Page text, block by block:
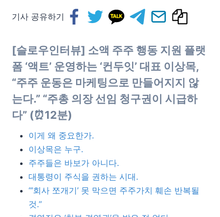
기사 공유하기
[슬로우인터뷰] 소액 주주 행동 지원 플랫
폼 ‘액트’ 운영하는 ‘컨두잇’ 대표 이상목,
“주주 운동은 마케팅으로 만들어지지 않
는다.” “주총 의장 선임 청구권이 시급하
다” (⏰12분)
이게 왜 중요한가.
이상목은 누구.
주주들은 바보가 아니다.
대통령이 주식을 권하는 시대.
“‘회사 쪼개기’ 못 막으면 주주가치 훼손 반복될
것.”